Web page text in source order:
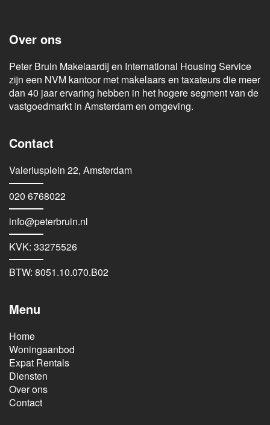
Over ons
Peter Bruin Makelaardij en International Housing Service
zijn een NVM kantoor met makelaars en taxateurs die meer
dan 40 jaar ervaring hebben in het hogere segment van de
vastgoedmarkt in Amsterdam en omgeving.
Contact
Valeriusplein 22, Amsterdam
020 6768022
info@peterbruin.nl
KVK: 33275526
BTW: 8051.10.070.B02
Menu
Home
Woningaanbod
Expat Rentals
Diensten
Over ons
Contact